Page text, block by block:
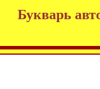
Букварь